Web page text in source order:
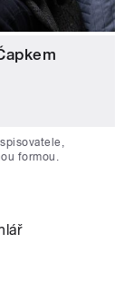
formou.